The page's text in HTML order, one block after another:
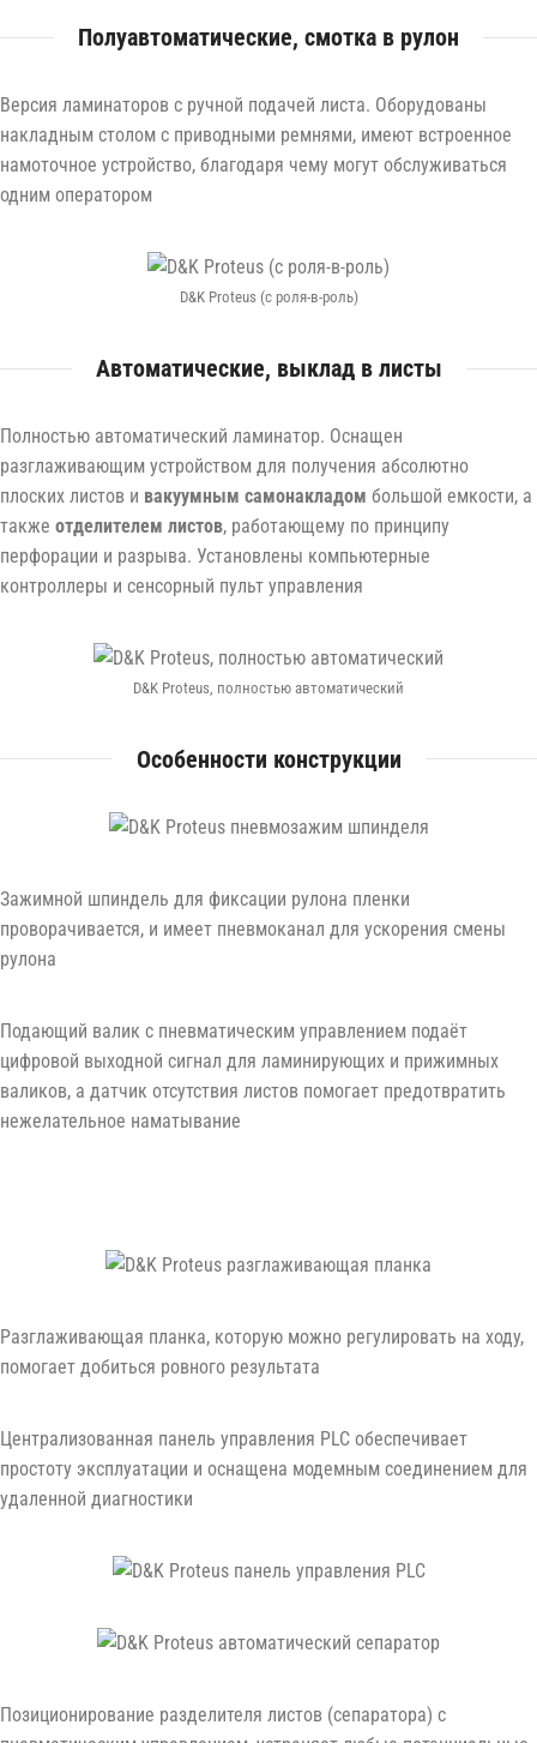
Полуавтоматические, смотка в рулон
Версия ламинаторов с ручной подачей листа. Оборудованы
накладным столом с приводными ремнями, имеют встроенное
намоточное устройство, благодаря чему могут обслуживаться
одним оператором
D&K Proteus (с роля-в-роль)
Автоматические, выклад в листы
Полностью автоматический ламинатор. Оснащен
разглаживающим устройством для получения абсолютно
плоских листов и вакуумным самонакладом большой емкости, а
также отделителем листов, работающему по принципу
перфорации и разрыва. Установлены компьютерные
контроллеры и сенсорный пульт управления
D&K Proteus, полностью автоматический
Особенности конструкции
Зажимной шпиндель для фиксации рулона пленки
проворачивается, и имеет пневмоканал для ускорения смены
рулона
Подающий валик с пневматическим управлением подаёт
цифровой выходной сигнал для ламинирующих и прижимных
валиков, а датчик отсутствия листов помогает предотвратить
нежелательное наматывание
Разглаживающая планка, которую можно регулировать на ходу,
помогает добиться ровного результата
Централизованная панель управления PLC обеспечивает
простоту эксплуатации и оснащена модемным соединением для
удаленной диагностики
Позиционирование разделителя листов (сепаратора) с